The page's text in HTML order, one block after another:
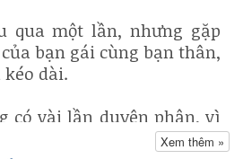
qua một lần, nhưng gặp
bạn gái cùng bạn thân,
dài.
có vài lần duyên phận, vì
dỡ hơi, cô nghĩ anh là đối
Xem thêm »